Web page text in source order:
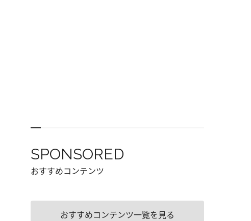
SPONSORED
おすすめコンテンツ
おすすめコンテンツ一覧を見る